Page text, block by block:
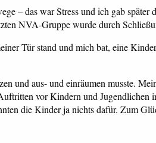
– das war Stress und ich gab später
NVA-Gruppe wurde durch
Tür stand und mich bat, eine
und aus- und einräumen musste.
vor Kindern und
die Kinder ja nichts dafür. Zum